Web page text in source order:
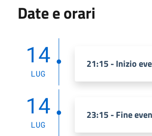
Date e orari
14
LUG
21:15 - Inizio
14
LUG
23:15 - Fine